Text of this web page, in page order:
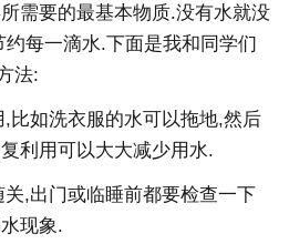
需要的最基本物质.没有水就没
每一滴水.下面是我和同学们
法:
比如洗衣服的水可以拖地,然后
利用可以大大减少用水.
,出门或临睡前都要检查一下
现象.